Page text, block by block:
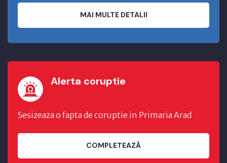
MAI MULTE DETALII
Alerta coruptie
Sesizeaza o fapta de coruptie in Primaria Arad
COMPLETEAZĂ